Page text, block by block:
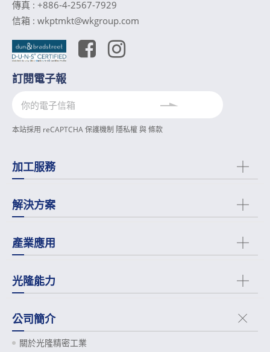
傳真 : +886-4-2567-7929
信箱 : wkptmkt@wkgroup.com
訂閱電子報
本站採用 reCAPTCHA 保護機制 隱私權與條款
加工服務
解決方案
產業應用
光隆能力
公司簡介
關於光隆精密工業